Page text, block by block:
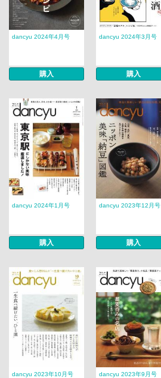
dancyu 2024年4月号
購入
dancyu 2024年3月号
購入
dancyu 2024年1月号
購入
dancyu 2023年12月号
購入
dancyu 2023年10月号 dancyu 2023年9月号